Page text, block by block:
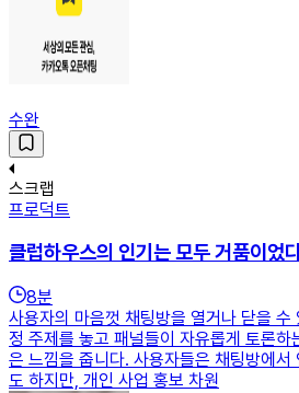
수완
스크랩
프로덕트
클럽하우스의 인기는 모두 거품이었
8분
사용자의 마음껏 채팅방을 열거나 닫을 수
정 주제를 놓고 패널들이 자유롭게 토론
은 느낌을 줍니다. 사용자들은 채팅방에서
도 하지만, 개인 사업 홍보 차원